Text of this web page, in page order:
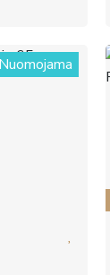
Nuomojama